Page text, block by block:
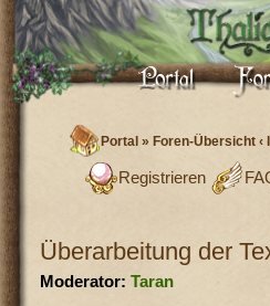
Portal »Foren-Übersicht ‹
Registrieren
Überarbeitung der
Moderator: Taran